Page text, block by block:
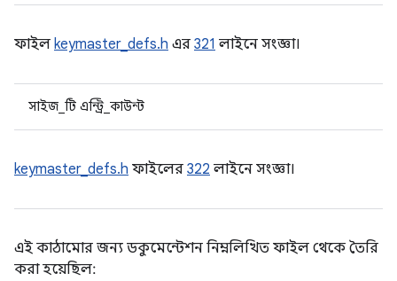
ফাইল keymaster_defs.h এর 321 লাইনে সংজ্ঞা।
সাইজ_টি এন্ট্রি_কাউন্ট
keymaster_defs.h ফাইলের 322 লাইনে সংজ্ঞা।
এই কাঠামোর জন্য ডকুমেন্টেশন নিম্নলিখিত ফাইল থেকে তৈরি
করা হয়েছিল: